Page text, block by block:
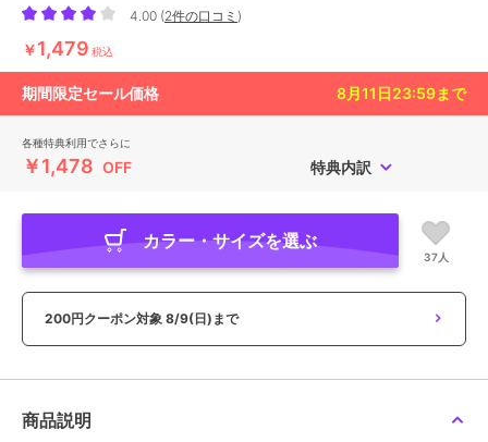
4.00 (2件の口コミ )
￥1,479 税込
期間限定セール価格 8月11日23:59まで
各種特典利用でさらに
￥1,478 OFF 特典内訳
カラー・サイズを選ぶ
37人
200円クーポン対象 8/9(日)まで
商品説明